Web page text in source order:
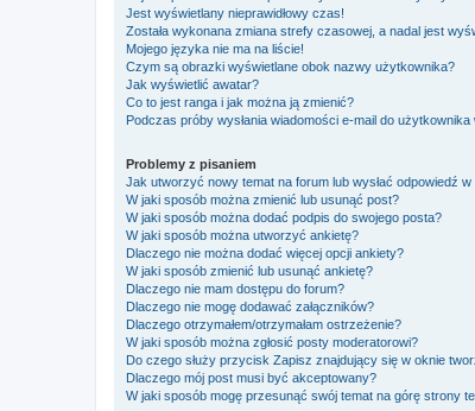
Jest wyświetlany nieprawidłowy czas!
Została wykonana zmiana strefy czasowej, a nadal jest
Mojego języka nie ma na liście!
Czym są obrazki wyświetlane obok nazwy użytkownika?
Jak wyświetlić awatar?
Co to jest ranga i jak można ją zmienić?
Podczas próby wysłania wiadomości e-mail do
Problemy z pisaniem
Jak utworzyć nowy temat na forum lub wysłać odpowiedź w
W jaki sposób można zmienić lub usunąć post?
W jaki sposób można dodać podpis do swojego posta?
W jaki sposób można utworzyć ankietę?
Dlaczego nie można dodać więcej opcji ankiety?
W jaki sposób zmienić lub usunąć ankietę?
Dlaczego nie mam dostępu do forum?
Dlaczego nie mogę dodawać załączników?
Dlaczego otrzymałem/otrzymałam ostrzeżenie?
W jaki sposób można zgłosić posty moderatorowi?
Do czego służy przycisk Zapisz znajdujący się w oknie
Dlaczego mój post musi być akceptowany?
W jaki sposób mogę przesunąć swój temat na górę strony